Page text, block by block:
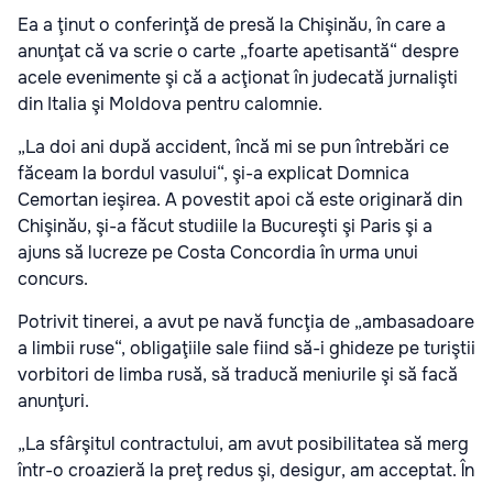
Ea a ţinut o conferinţă de presă la Chişinău, în care a
anunţat că va scrie o carte „foarte apetisantă“ despre
acele evenimente şi că a acţionat în judecată jurnalişti
din Italia şi Moldova pentru calomnie.
„La doi ani după accident, încă mi se pun întrebări ce
făceam la bordul vasului“, şi-a explicat Domnica
Cemortan ieşirea. A povestit apoi că este originară din
Chişinău, şi-a făcut studiile la Bucureşti şi Paris şi a
ajuns să lucreze pe Costa Concordia în urma unui
concurs.
Potrivit tinerei, a avut pe navă funcţia de „ambasadoare
a limbii ruse“, obligaţiile sale fiind să-i ghideze pe turiştii
vorbitori de limba rusă, să traducă meniurile şi să facă
anunţuri.
„La sfârşitul contractului, am avut posibilitatea să merg
într-o croazieră la preţ redus şi, desigur, am acceptat. În